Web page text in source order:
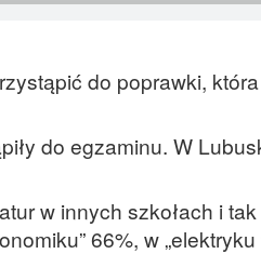
do poprawki,
do egzaminu. W
w innych szkołach i
66%, w